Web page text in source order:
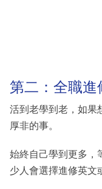
第二：全職進
活到老學到老，如果
厚非的事。
始終自己學到更多，
少人會選擇進修英文